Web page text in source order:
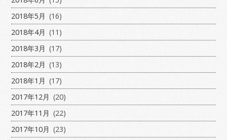
2018年5月 (16)
2018年4月 (11)
2018年3月 (17)
2018年2月 (13)
2018年1月 (17)
2017年12月 (20)
2017年11月 (22)
2017年10月 (23)